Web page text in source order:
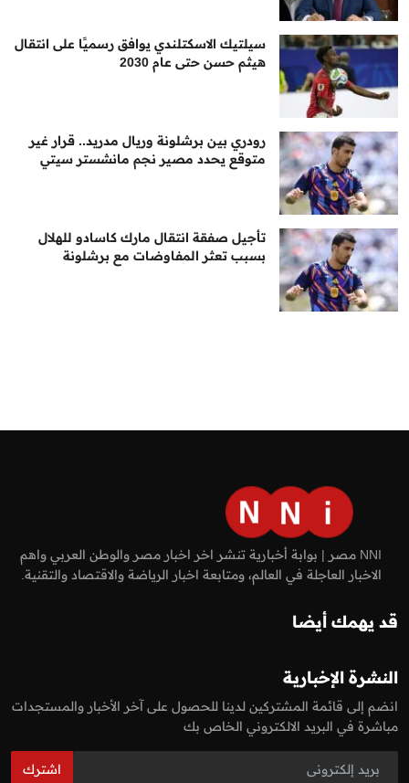
سيلتيك الاسكتلندي يوافق رسميًا على انتقال
هيثم حسن حتى عام 2030
رودري بين برشلونة وريال مدريد.. قرار غير
متوقع يحدد مصير نجم مانشستر سيتي
تأجيل صفقة انتقال مارك كاسادو للهلال
بسبب تعثر المفاوضات مع برشلونة
NNI مصر | بوابة أخبارية تنشر اخر اخبار مصر والوطن العربي واهم
الاخبار العاجلة في العالم، ومتابعة اخبار الرياضة والاقتصاد والتقنية.
قد يهمك أيضا
النشرة الإخبارية
انضم إلى قائمة المشتركين لدينا للحصول على آخر الأخبار والمستجدات
مباشرة في البريد الالكتروني الخاص بك
اشترك